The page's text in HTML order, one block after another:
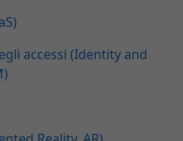
accessi (Identity and